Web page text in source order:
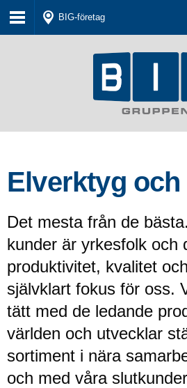
BIG-företag
Elverktyg
Det mesta från de
kunder är yrkesfolk och
produktivitet, kvalitet
självklart fokus för oss.
tätt med de ledande
världen och utvecklar
sortiment i nära
och med våra